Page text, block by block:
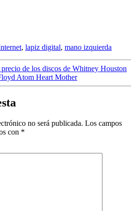
, lapiz digital, mano izquierda
de los discos de Whitney Houston
Atom Heart Mother
no será publicada. Los campos
con *